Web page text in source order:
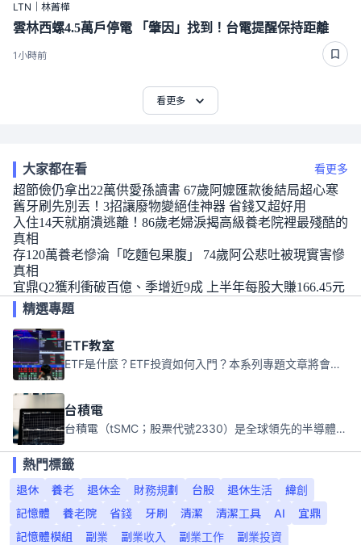
LTN｜林菁樺
雲林西螺4.5萬戶停電 「肇因」找到！台電提醒保持距離
1小時前
看更多
大家都在看 看更多
超節儉仍拿出22萬供愛孫讀書 67歲阿嬤匯款後結局超心寒
舊牙刷先別丟！3招讓廢物變絕佳神器 省錢又超好用
入住14天就崩潰逃離！86歲老婦淚揭高級養老院裡最殘酷的
真相
存120萬養老慘淪「吃麵包果腹」 74歲阿公悲吐被現實害慘
真相
宜鼎Q2獲利衝破百億、季增近9成 上半年每股大賺166.45元
精選專題
ETF教室
ETF是什麼？ETF投資如何入門？本系列專題文章將會告訴你新手必須知道的ETF基礎知識。
台積電
台積電（tSMC；股票代號2330）是全球領先的半導體代工公司，成立於1987年，總部位於台灣新竹。且已於美國、日本、德國及中國設廠，台積電是全球首家專業積體電路製造服務公司，也是全球最先進和最大規模的半導體代工廠。
熱門標籤
退休
養老 退休金 財務規劃 台股 退休生活
緯創
記憶體
養老院 省錢 牙刷 清潔 清潔工具 AI
宜鼎
記憶體模組
副業 副業收入 副業工作 副業投資